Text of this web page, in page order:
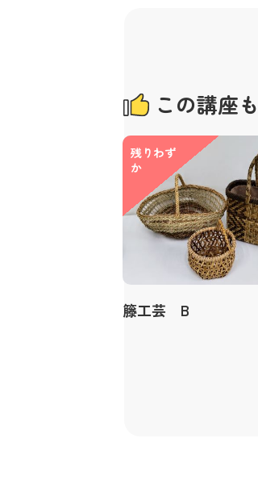
この講座
残りわず
か
籐工芸 B